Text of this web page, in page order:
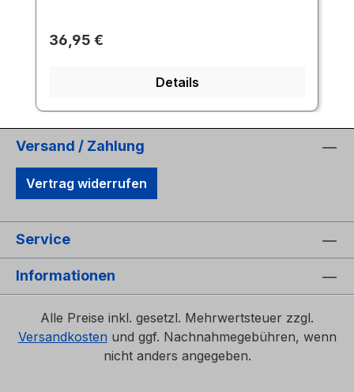
Regulärer Preis:
36,95 €
Details
Versand / Zahlung
Vertrag widerrufen
Service
Informationen
Alle Preise inkl. gesetzl. Mehrwertsteuer zzgl.
Versandkosten und ggf. Nachnahmegebühren, wenn
nicht anders angegeben.